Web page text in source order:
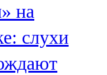
на
слухи